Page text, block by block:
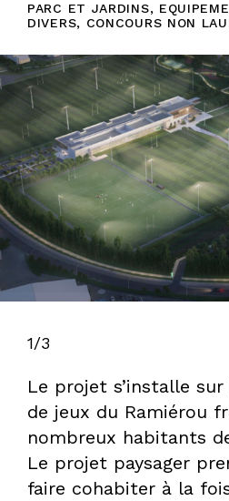
DE
À
HERVÉ
PARC ET JARDINS,
DIVERS, CONCOURS NON
1/3
Le projet s’installe sur
de jeux du Ramiérou
nombreux habitants
Le projet paysager
faire cohabiter à la